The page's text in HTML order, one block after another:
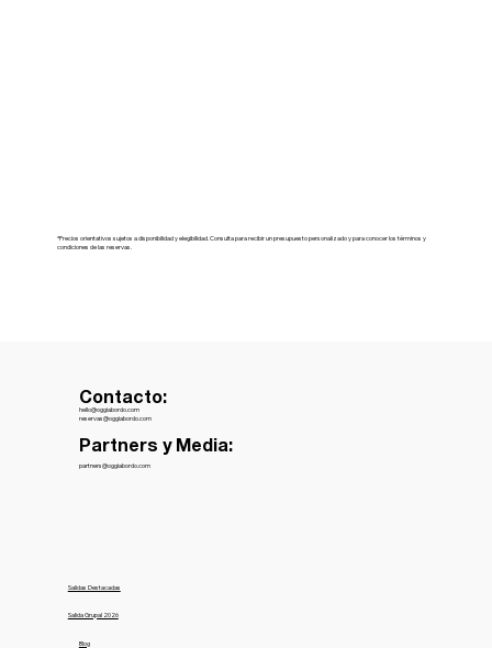
*Precios orientativos sujetos a disponibilidad y elegibilidad. Consulta para recibir un presupuesto personalizado y para conocer los términos y
condiciones de las reservas.
Salidas Destacadas
Salida Grupal 2026
Blog
Contacto:
hello@oggiabordo.com
reservas@oggiabordo.com
Partners y Media:
partners@oggiabordo.com